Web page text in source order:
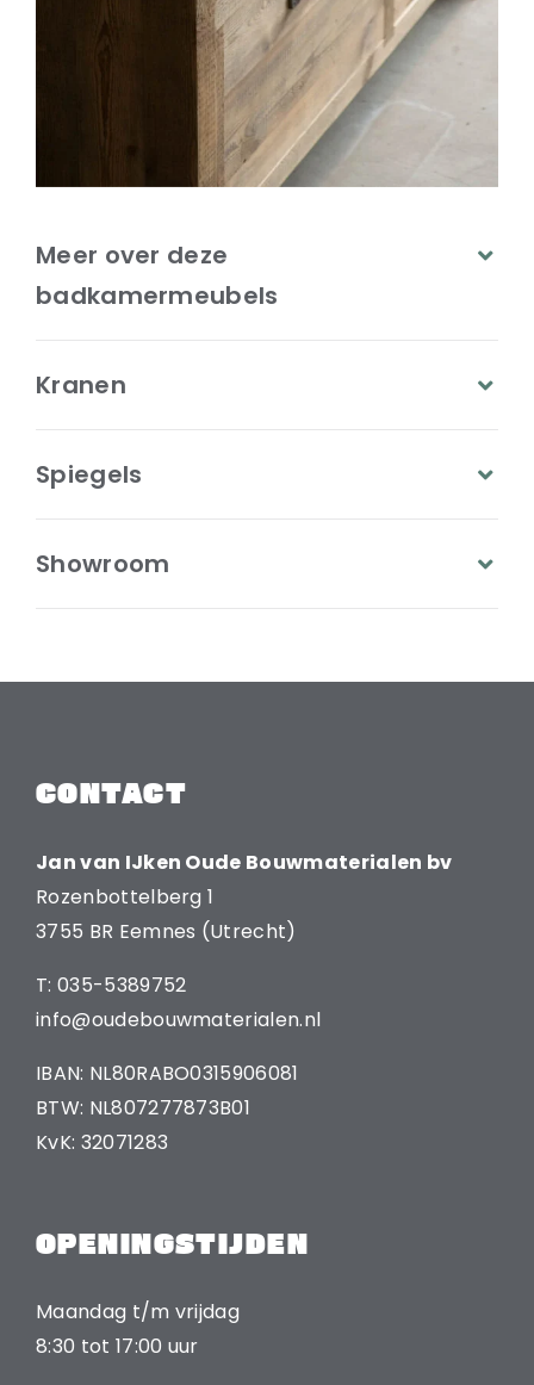
Meer over deze
badkamermeubels
Kranen
Spiegels
Showroom
CONTACT
Jan van IJken Oude Bouwmaterialen bv
Rozenbottelberg 1
3755 BR Eemnes (Utrecht)
T: 035-5389752
info@oudebouwmaterialen.nl
IBAN: NL80RABO0315906081
BTW: NL807277873B01
KvK: 32071283
OPENINGSTIJDEN
Maandag t/m vrijdag
8:30 tot 17:00 uur